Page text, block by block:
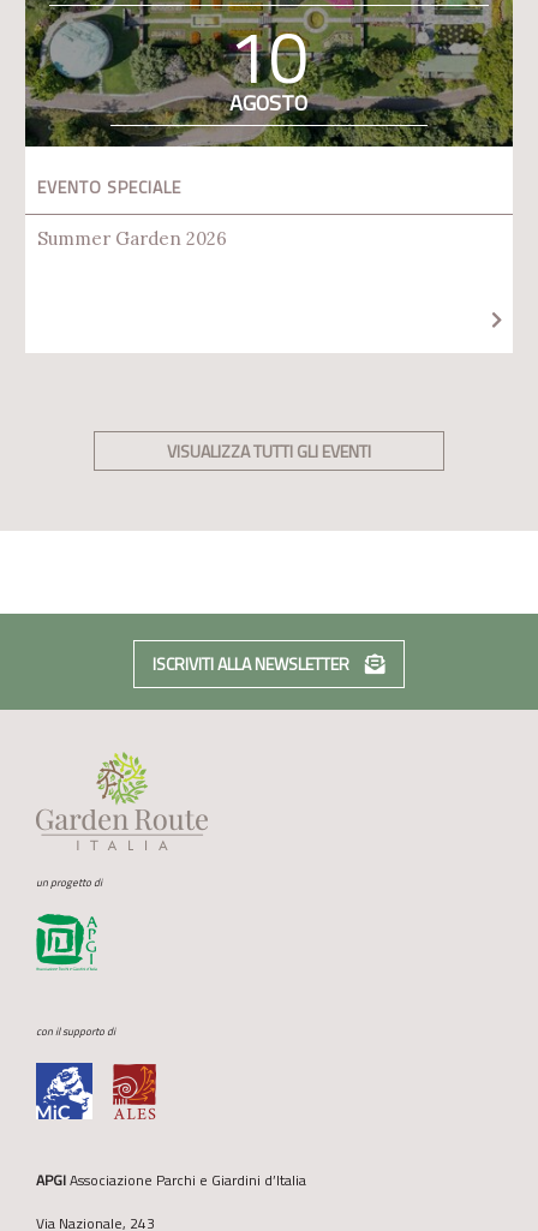
10
AGOSTO
EVENTO SPECIALE
Summer Garden 2026
VISUALIZZA TUTTI GLI EVENTI
ISCRIVITI ALLA NEWSLETTER
un progetto di
con il supporto di
APGIAssociazione Parchi e Giardini d’Italia
Via Nazionale, 243